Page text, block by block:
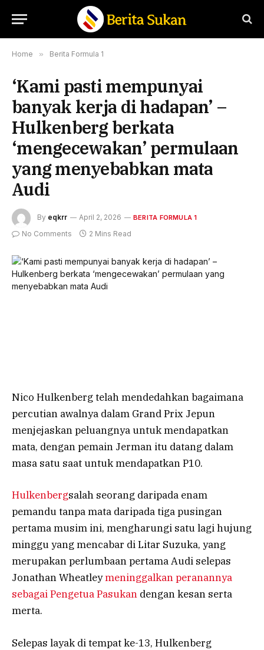
Home » Berita Formula 1
‘Kami pasti mempunyai
banyak kerja di hadapan’ –
Hulkenberg berkata
‘mengecewakan’ permulaan
yang menyebabkan mata
Audi
By eqkrr April 2, 2026 BERITA FORMULA 1
No Comments 2 Mins Read
Nico Hulkenberg telah mendedahkan bagaimana
percutian awalnya dalam Grand Prix Jepun
menjejaskan peluangnya untuk mendapatkan
mata, dengan pemain Jerman itu datang dalam
masa satu saat untuk mendapatkan P10.
Hulkenbergsalah seorang daripada enam
pemandu tanpa mata daripada tiga pusingan
pertama musim ini, mengharungi satu lagi hujung
minggu yang mencabar di Litar Suzuka, yang
merupakan perlumbaan pertama Audi selepas
Jonathan Wheatleymeninggalkan peranannya
sebagai Pengetua Pasukan dengan kesan serta
merta.
Selepas layak di tempat ke-13, Hulkenberg